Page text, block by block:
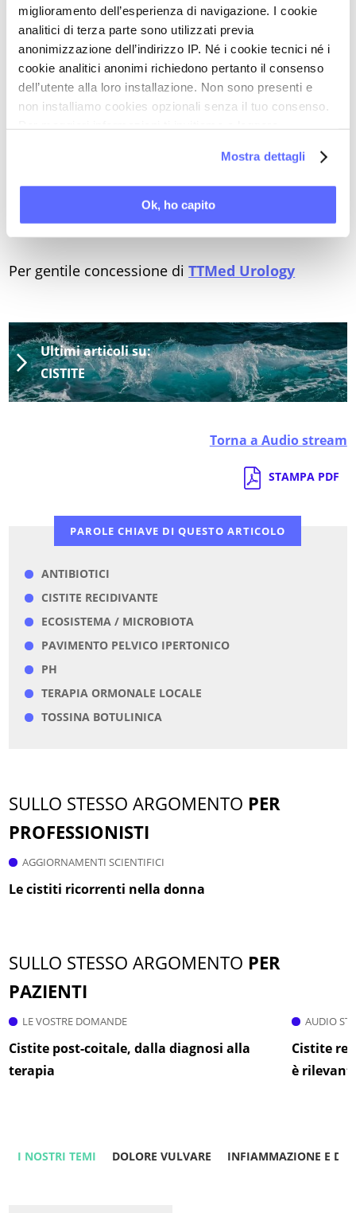
miglioramento dell’esperienza di navigazione. I cookie
analitici di terza parte sono utilizzati previa
anonimizzazione dell’indirizzo IP. Né i cookie tecnici né i
cookie analitici anonimi richiedono pertanto il consenso
dell’utente alla loro installazione. Non sono presenti e
non installiamo cookies opzionali senza il tuo consenso.
Mostra dettagli
Ok, ho capito
pavimento pelvico iperattivo miogeno; scarsa
compatibilità dimensione fra i genitali di lei e di
lui;
- a quali cure specifiche bisogna ricorrere in caso
di tensione muscolare di natura miogenica;
- perché la fisioterapia di rilassamento può essere
utile anche in vista di un successivo parto;
allunga i tempi e rende incerti gli esiti della
terapia.
Per gentile concessione diTTMed Urology
Ultimi articoli su:
CISTITE
Torna a Audio stream
STAMPA PDF
PAROLE CHIAVE DI QUESTO ARTICOLO
ANTIBIOTICI
CISTITE RECIDIVANTE
ECOSISTEMA / MICROBIOTA
PAVIMENTO PELVICO IPERTONICO
PH
TERAPIA ORMONALE LOCALE
TOSSINA BOTULINICA
SULLO STESSO ARGOMENTO PER
PROFESSIONISTI
AGGIORNAMENTI SCIENTIFICI
Le cistiti ricorrenti nella donna
SULLO STESSO ARGOMENTO PER
PAZIENTI
LE VOSTRE DOMANDE
Cistite post-coitale, dalla diagnosi alla
terapia
AUDIO
Cistite
è
I NOSTRI TEMI DOLORE VULVARE INFIAMMAZIONE E